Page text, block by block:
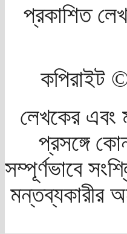
প্রকাশিত
কপিরাইট
লেখকের এবং
প্রসঙ্গে
সম্পূর্ণভাবে
মন্তব্যকারীর